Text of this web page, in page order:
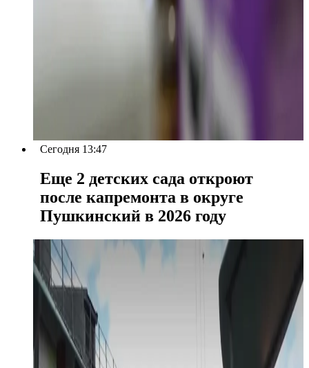
Сегодня 13:47
Еще 2 детских сада откроют
после капремонта в округе
Пушкинский в 2026 году